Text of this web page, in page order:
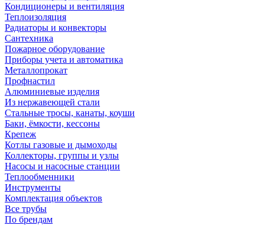
Кондиционеры и вентиляция
Теплоизоляция
Радиаторы и конвекторы
Сантехника
Пожарное оборудование
Приборы учета и автоматика
Металлопрокат
Профнастил
Алюминиевые изделия
Из нержавеющей стали
Стальные тросы, канаты, коуши
Баки, ёмкости, кессоны
Крепеж
Котлы газовые и дымоходы
Коллекторы, группы и узлы
Насосы и насосные станции
Теплообменники
Инструменты
Комплектация объектов
Все трубы
По брендам